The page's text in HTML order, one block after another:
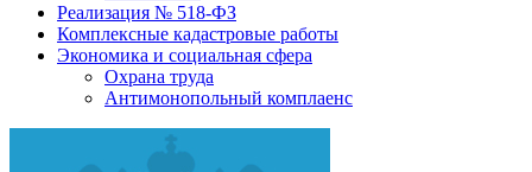
Реализация № 518-ФЗ
Комплексные кадастровые работы
Экономика и социальная сфера
Охрана труда
Антимонопольный комплаенс